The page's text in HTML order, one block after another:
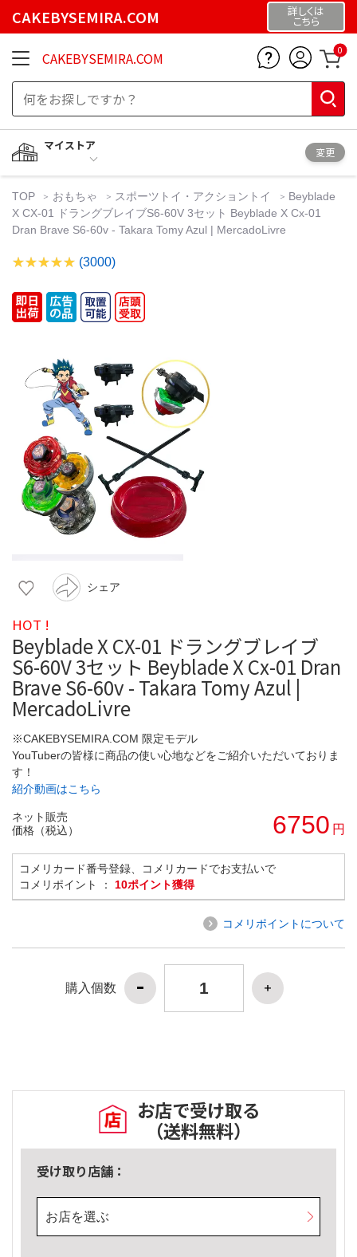
CAKEBYSEMIRA.COM 詳しくは
こちら
CAKEBYSEMIRA.COM 0
マイストア
変更
TOP おもちゃ スポーツトイ・アクショントイ
Beyblade
X CX-01 ドラングブレイブS6-60V 3セット Beyblade X Cx-01
Dran Brave S6-60v - Takara Tomy Azul | MercadoLivre
(3000)
シェア
HOT !
Beyblade X CX-01 ドラングブレイブ
S6-60V 3セット Beyblade X Cx-01 Dran
Brave S6-60v - Takara Tomy Azul |
MercadoLivre
※CAKEBYSEMIRA.COM 限定モデル
YouTuberの皆様に商品の使い心地などをご紹介いただいておりま
す！
紹介動画はこちら
ネット販売
価格（税込）
6750 円
コメリカード番号登録、コメリカードでお支払いで
コメリポイント ： 10ポイント獲得
コメリポイントについて
購入個数
お店で受け取る
（送料無料）
受け取り店舗：
お店を選ぶ